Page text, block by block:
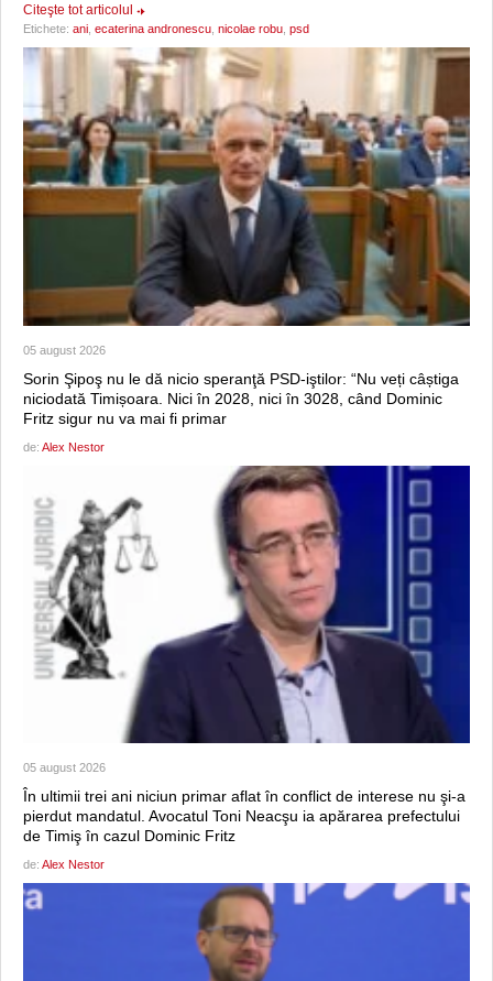
Citeşte tot articolul
Etichete: ani ecaterina andronescu nicolae robu psd
05 august 2026
Sorin Şipoş nu le dă nicio speranţă PSD-iştilor: “Nu veți câștiga
niciodată Timișoara. Nici în 2028, nici în 3028, când Dominic
Fritz sigur nu va mai fi primar
de: Alex Nestor
05 august 2026
În ultimii trei ani niciun primar aflat în conflict de interese nu şi-a
pierdut mandatul. Avocatul Toni Neacşu ia apărarea prefectului
de Timiş în cazul Dominic Fritz
de: Alex Nestor